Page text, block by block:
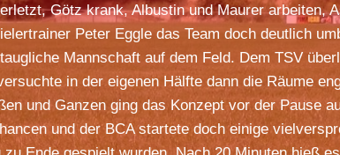
Götz krank, Albustin und Maurer arbeiten,
Peter Eggle das Team doch deutlich
Mannschaft auf dem Feld. Dem TSV
in der eigenen Hälfte dann die Räume
und Ganzen ging das Konzept vor der Pause
und der BCA startete doch einige